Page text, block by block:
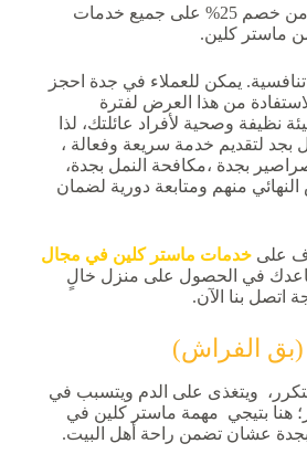
اغتنم الفرصة الآن واستفد من خصم 25% على جميع خدمات
ماستر كلين.
يمكن للعملاء في جدة احجز
من هذا العرض لفترة
نظيفة وصحية لأفراد عائلتك، لذا
بجد لتقديم خدمة سريعة وفعالة ،
بجدة ،مكافحة النمل بجدة،
منهم ومتابعة دورية لضمان
على خدمات ماستر كلين في مجال
في الحصول على منزل خالٍ
اتصل بنا الآن.
(بق الفراش)
ويتغذى على الدم ويتسبب في
هنا بتيجي مهمة ماستر كلين في
عشان تضمن راحة أهل البيت.